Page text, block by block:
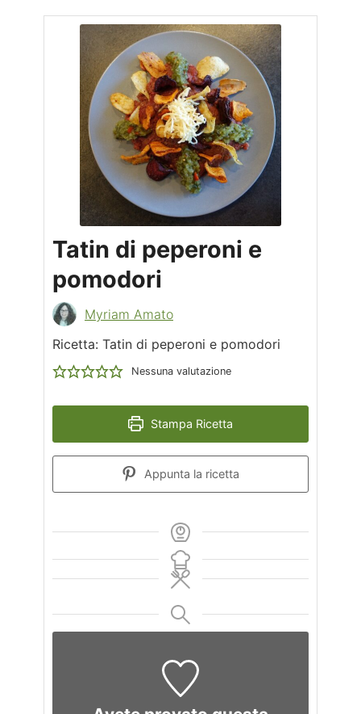
Tatin di peperoni e
pomodori
Myriam Amato
Ricetta: Tatin di peperoni e pomodori
Nessuna valutazione
Stampa Ricetta
Appunta la ricetta